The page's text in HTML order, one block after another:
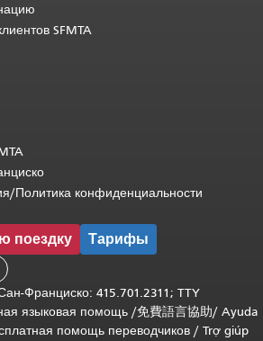
SFMTA
Политика конфиденциальности
поездку Тарифы
Франциско: 415.701.2311; TTY
языковая помощь /免費語言協助/ Ayuda
помощь переводчиков / Trợ giúp